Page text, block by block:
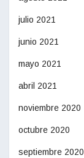
julio 2021
junio 2021
mayo 2021
abril 2021
noviembre 2020
octubre 2020
septiembre 2020